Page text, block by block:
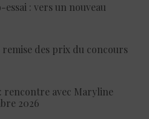
essai : vers un nouveau
des prix du concours
rencontre avec Maryline
2026